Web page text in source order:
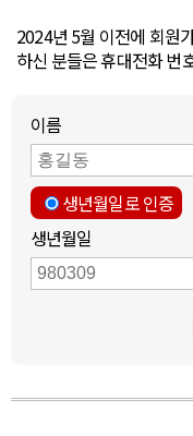
2024년 5월 이전에 회원
하신 분들은 휴대전화 번
이름
생년월일로 인증
생년월일